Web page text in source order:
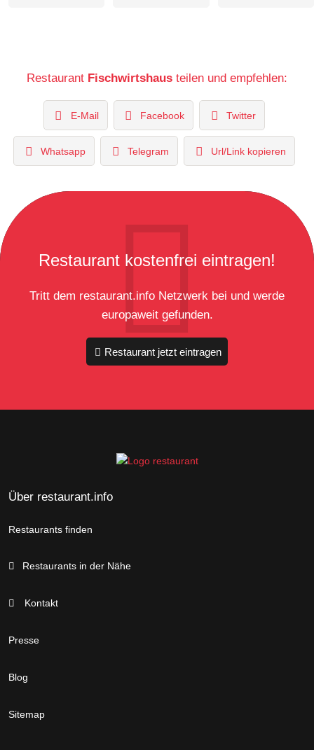
Restaurant Fischwirtshaus teilen und empfehlen:
E-Mail Facebook Twitter
Whatsapp Telegram Url/Link kopieren
Restaurant kostenfrei eintragen!
Tritt dem restaurant.info Netzwerk bei und werde
europaweit gefunden.
Restaurant jetzt eintragen
Über restaurant.info
Restaurants finden
Restaurants in der Nähe
Kontakt
Presse
Blog
Sitemap